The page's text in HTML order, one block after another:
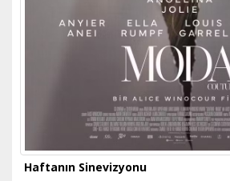
Haftanın Sinevizyonu